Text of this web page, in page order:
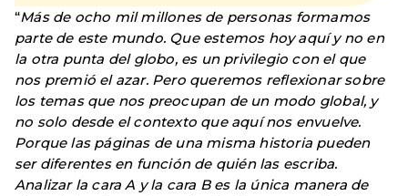
“Más de ocho mil millones de personas formamos
parte de este mundo. Que estemos hoy aquí y no en
la otra punta del globo, es un privilegio con el que
nos premió el azar. Pero queremos reflexionar sobre
los temas que nos preocupan de un modo global, y
no solo desde el contexto que aquí nos envuelve.
Porque las páginas de una misma historia pueden
ser diferentes en función de quién las escriba.
Analizar la cara A y la cara B es la única manera de